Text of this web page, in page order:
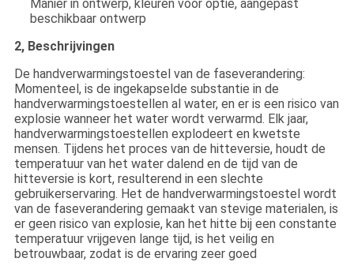
Manier in ontwerp, kleuren voor optie, aangepast
beschikbaar ontwerp
2, Beschrijvingen
De handverwarmingstoestel van de faseverandering:
Momenteel, is de ingekapselde substantie in de
handverwarmingstoestellen al water, en er is een risico van
explosie wanneer het water wordt verwarmd. Elk jaar,
handverwarmingstoestellen explodeert en kwetste
mensen. Tijdens het proces van de hitteversie, houdt de
temperatuur van het water dalend en de tijd van de
hitteversie is kort, resulterend in een slechte
gebruikerservaring. Het de handverwarmingstoestel wordt
van de faseverandering gemaakt van stevige materialen, is
er geen risico van explosie, kan het hitte bij een constante
temperatuur vrijgeven lange tijd, is het veilig en
betrouwbaar, zodat is de ervaring zeer goed